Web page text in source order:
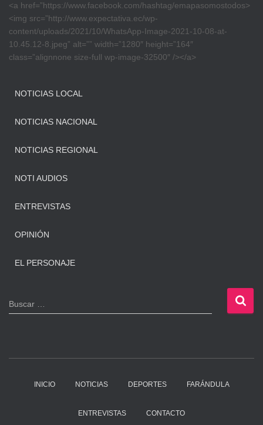
<a href=”https://www.facebook.com/hashtag/emapasomostodos>
<img src=”http://www.expectativa.ec/wp-
content/uploads/2021/10/WhatsApp-Image-2021-10-08-at-
10.45.12-8.jpeg” alt=”” width=”1280″ height=”164″
class=”alignnone size-full wp-image-32500″ /></a>
NOTICIAS LOCAL
NOTICIAS NACIONAL
NOTICIAS REGIONAL
NOTI AUDIOS
ENTREVISTAS
OPINIÓN
EL PERSONAJE
B
u
Buscar …
INICIO NOTICIAS DEPORTES FARÁNDULA
ENTREVISTAS CONTACTO